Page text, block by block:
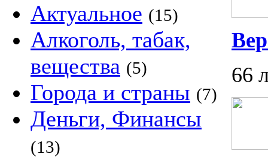
Актуальное (15)
Алкоголь, табак,
вещества (5)
Города и страны (7)
Деньги, Финансы
(13)
66